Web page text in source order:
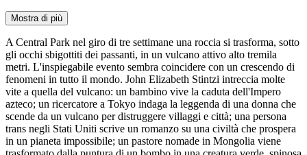
Mostra di più
A Central Park nel giro di tre settimane una roccia si trasforma, sotto
gli occhi sbigottiti dei passanti, in un vulcano attivo alto tremila
metri. L'inspiegabile evento sembra coincidere con un crescendo di
fenomeni in tutto il mondo. John Elizabeth Stintzi intreccia molte
vite a quella del vulcano: un bambino vive la caduta dell'Impero
azteco; un ricercatore a Tokyo indaga la leggenda di una donna che
scende da un vulcano per distruggere villaggi e città; una persona
trans negli Stati Uniti scrive un romanzo su una civiltà che prospera
in un pianeta impossibile; un pastore nomade in Mongolia viene